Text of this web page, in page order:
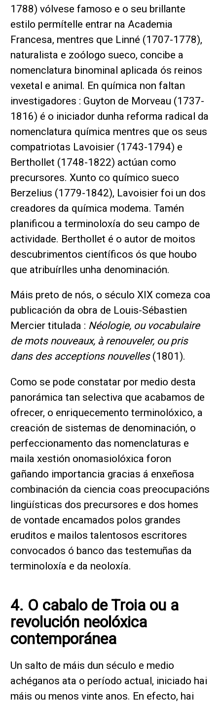
1788) vólvese famoso e o seu brillante
estilo permítelle entrar na Academia
Francesa, mentres que Linné (1707-1778),
naturalista e zoólogo sueco, concibe a
nomenclatura binominal aplicada ós reinos
vexetal e animal. En química non faltan
investigadores : Guyton de Morveau (1737-
1816) é o iniciador dunha reforma radical da
nomenclatura química mentres que os seus
compatriotas Lavoisier (1743-1794) e
Berthollet (1748-1822) actúan como
precursores. Xunto co químico sueco
Berzelius (1779-1842), Lavoisier foi un dos
creadores da química modema. Tamén
planificou a terminoloxía do seu campo de
actividade. Berthollet é o autor de moitos
descubrimentos científicos ós que houbo
que atribuírlles unha denominación.
Máis preto de nós, o século XIX comeza coa
publicación da obra de Louis-Sébastien
Mercier titulada : Néologie, ou vocabulaire
de mots nouveaux, à renouveler, ou pris
dans des acceptions nouvelles(1801).
Como se pode constatar por medio desta
panorámica tan selectiva que acabamos de
ofrecer, o enriquecemento terminolóxico, a
creación de sistemas de denominación, o
perfeccionamento das nomenclaturas e
maila xestión onomasiolóxica foron
gañando importancia gracias á enxeñosa
combinación da ciencia coas preocupacións
lingüísticas dos precursores e dos homes
de vontade encamados polos grandes
eruditos e mailos talentosos escritores
convocados ó banco das testemuñas da
terminoloxía e da neoloxía.
4. O cabalo de Troia ou a
revolución neolóxica
contemporánea
Un salto de máis dun século e medio
achéganos ata o período actual, iniciado hai
máis ou menos vinte anos. En efecto, hai